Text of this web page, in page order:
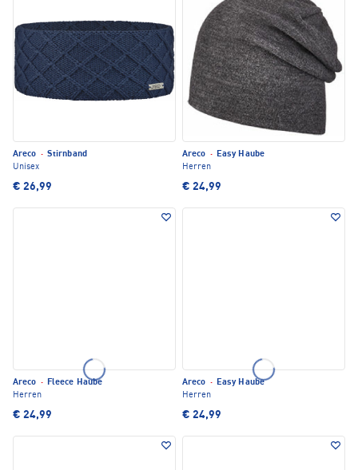
Areco · Stirnband
Unisex
€ 26,99
Areco · Easy Haube
Herren
€ 24,99
Areco · Fleece Haube
Herren
€ 24,99
Areco · Easy Haube
Herren
€ 24,99